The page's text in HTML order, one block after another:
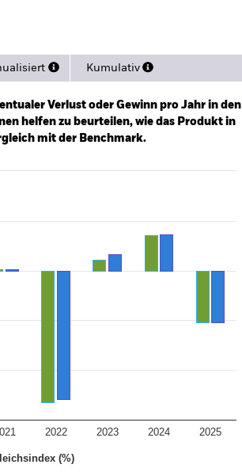
Kumulativ
Verlust oder Gewinn pro Jahr in den
helfen zu beurteilen, wie das Produkt in
mit der Benchmark.
(%)
2022 2023 2024 2025